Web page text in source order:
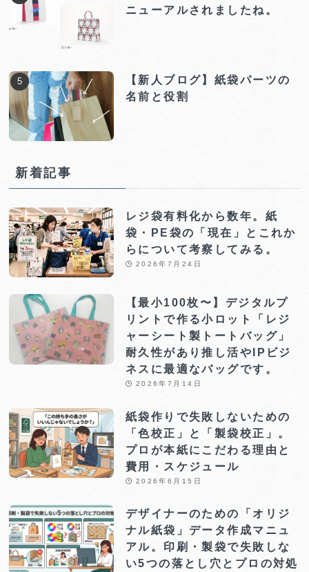
ニューアルされましたね。
【新人ブログ】紙袋パーツの
名前と役割
新着記事
レジ袋有料化から数年。紙
袋・PE袋の「現在」とこれか
らについて考察してみる。
2026年7月24日
【最小100枚〜】デジタルプ
リントで作る小ロット「レジ
ャーシート製トートバッグ」
耐久性があり推し活やIPビジ
ネスに最適なバッグです。
2026年7月14日
紙袋作りで失敗しないための
「色校正」と「製袋校正」。
プロが本紙にこだわる理由と
費用・スケジュール
2026年6月15日
デザイナーのための「オリジ
ナル紙袋」データ作成マニュ
アル。印刷・製袋で失敗しな
い5つの落とし穴とプロの対処